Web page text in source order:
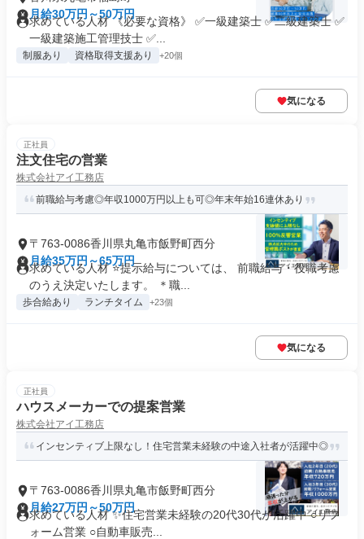
月給30万円～50万円
求めている人材 《必要な資格》 ✅一級建築士 ✅二級建築士 ✅
一級建築施工管理技士 ✅...
制服あり 資格取得支援あり +20個
気になる
正社員
注文住宅の営業
株式会社アイ工務店
前職給与考慮◎年収1000万円以上も可◎年末年始16連休あり
〒763-0086香川県丸亀市飯野町西分
月給35万円～65万円
求めている人材 ⭐提示給与については、 前職給与・役職考慮
のうえ決定いたします。 ＊職...
歩合給あり ランチタイム +23個
気になる
正社員
ハウスメーカーでの提案営業
株式会社アイ工務店
インセンティブ上限なし！住宅営業未経験の中途入社者が活躍中◎
〒763-0086香川県丸亀市飯野町西分
月給27万円～50万円
求めている人材 ✨住宅営業未経験の20代30代が活躍中 ○リフ
ォーム営業 ○自動車販売...